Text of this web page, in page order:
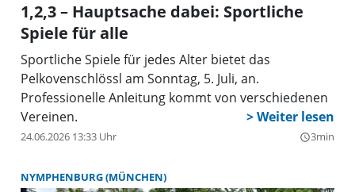
1,2,3 – Hauptsache dabei: Sportliche
Spiele für alle
Sportliche Spiele für jedes Alter bietet das
Pelkovenschlössl am Sonntag, 5. Juli, an.
Professionelle Anleitung kommt von verschiedenen
Vereinen.
24.06.2026 13:33 Uhr query_builder3min
NYMPHENBURG (MÜNCHEN)